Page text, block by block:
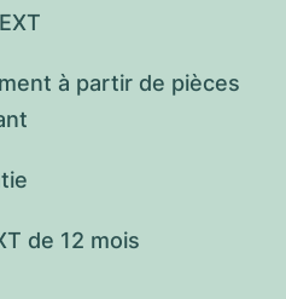
à partir de pièces
de 12 mois